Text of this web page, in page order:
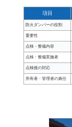
項目
防火ダンパーの役割
重要性
点検・整備内容
点検・整備実施者
点検後の対応
所有者・管理者の責任